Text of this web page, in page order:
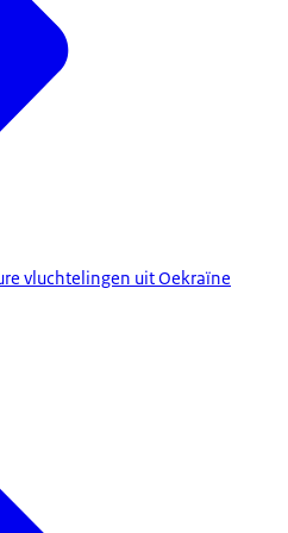
vluchtelingen uit Oekraïne